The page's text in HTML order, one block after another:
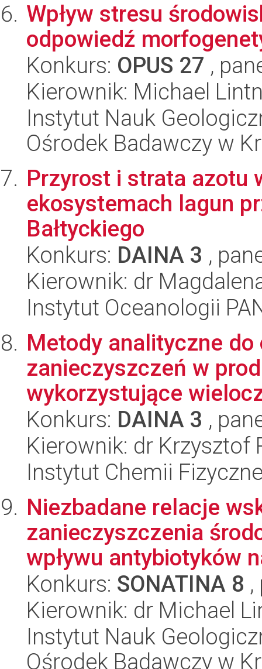
Wpływ stresu
odpowiedź
Konkurs: OPUS 27 ,
Kierownik: Michael
Instytut Nauk
Ośrodek Badawczy w
Przyrost i strata azotu
ekosystemach lagun
Bałtyckiego
Konkurs: DAINA 3 ,
Kierownik: dr
Instytut Oceanologii
Metody analityczne
zanieczyszczeń w
wykorzystujące
Konkurs: DAINA 3 ,
Kierownik: dr Krzysztof
Instytut Chemii
Niezbadane relacje
zanieczyszczenia
wpływu antybiotyków
Konkurs: SONATINA 8
Kierownik: dr Michael
Instytut Nauk
Ośrodek Badawczy w